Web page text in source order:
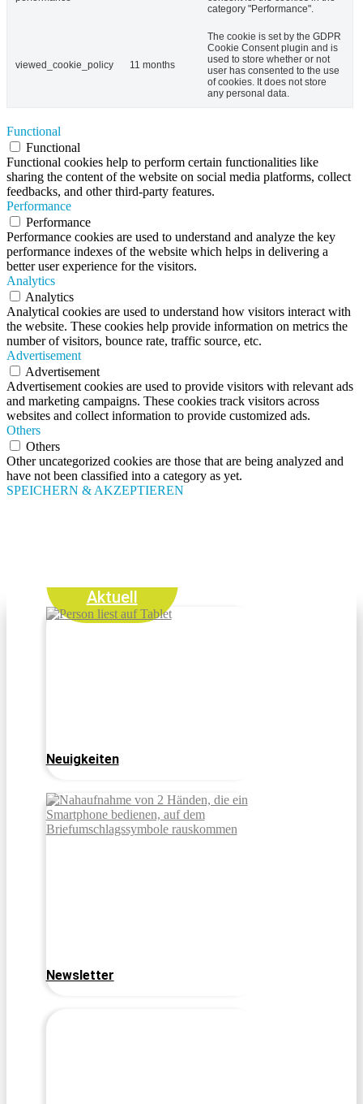
category "Performance".
viewed_cookie_policy 11 months
The cookie is set by the GDPR
Cookie Consent plugin and is
used to store whether or not
user has consented to the use
of cookies. It does not store
any personal data.
Functional
Functional
Functional cookies help to perform certain functionalities like
sharing the content of the website on social media platforms, collect
feedbacks, and other third-party features.
Performance
Performance
Performance cookies are used to understand and analyze the key
performance indexes of the website which helps in delivering a
better user experience for the visitors.
Analytics
Analytics
Analytical cookies are used to understand how visitors interact with
the website. These cookies help provide information on metrics the
number of visitors, bounce rate, traffic source, etc.
Advertisement
Advertisement
Advertisement cookies are used to provide visitors with relevant ads
and marketing campaigns. These cookies track visitors across
websites and collect information to provide customized ads.
Others
Others
Other uncategorized cookies are those that are being analyzed and
have not been classified into a category as yet.
SPEICHERN & AKZEPTIEREN
Aktuell
Neuigkeiten
Newsletter